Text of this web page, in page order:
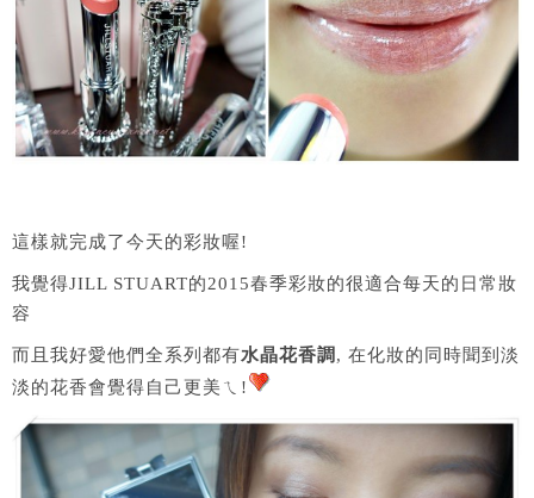
這樣就完成了今天的彩妝喔!
我覺得JILL STUART的2015春季彩妝的很適合每天的日常妝
容
而且我好愛他們全系列都有水晶花香調 , 在化妝的同時聞到淡
淡的花香會覺得自己更美ㄟ!